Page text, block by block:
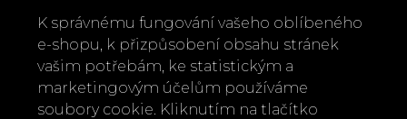
K správnému fungování vašeho oblíbeného
e-shopu, k přizpůsobení obsahu stránek
vašim potřebám, ke statistickým a
marketingovým účelům používáme
soubory cookie. Kliknutím na tlačítko